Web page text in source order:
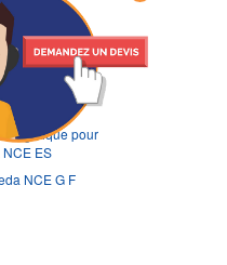
NCE PS
EL
NCE H F
NCE H
pour
ES
NCE G F